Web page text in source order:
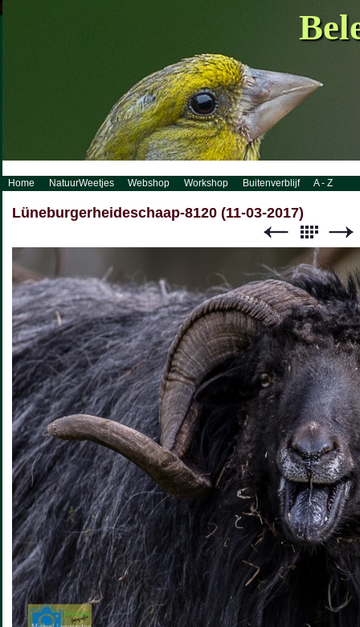
http://www.visueelconcept.nl/sitemap.xml.gz
Home NatuurWeetjes Webshop Workshop Buitenverblijf A - Z
Lüneburgerheideschaap-8120 (11-03-2017)